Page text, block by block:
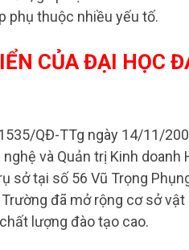
phụ thuộc nhiều yếu tố.
CỦA ĐẠI HỌC
QĐ-TTg ngày 14/11/
và Quản trị Kinh doanh
tại số 56 Vũ Trọng
đã mở rộng cơ sở
lượng đào tạo cao.